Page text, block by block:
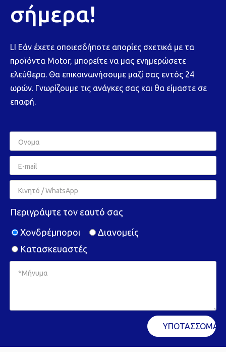
σήμερα!
LI Εάν έχετε οποιεσδήποτε απορίες σχετικά με τα
προϊόντα Motor, μπορείτε να μας ενημερώσετε
ελεύθερα. Θα επικοινωνήσουμε μαζί σας εντός 24
ωρών. Γνωρίζουμε τις ανάγκες σας και θα είμαστε σε
επαφή.
Περιγράψτε τον εαυτό σας
Χονδρέμποροι
Διανομείς
Κατασκευαστές
ΥΠΟΤΑΣΣΟΜΑΙ